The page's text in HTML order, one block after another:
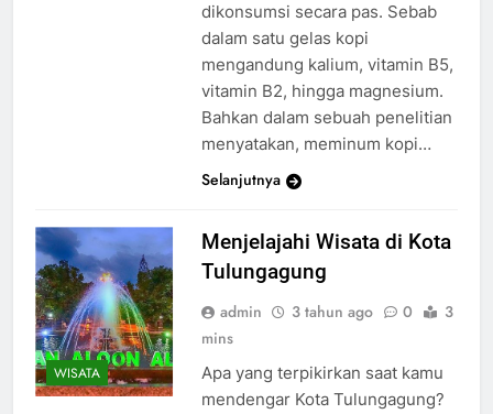
dikonsumsi secara pas. Sebab
dalam satu gelas kopi
mengandung kalium, vitamin B5,
vitamin B2, hingga magnesium.
Bahkan dalam sebuah penelitian
menyatakan, meminum kopi…
Selanjutnya
WISATA
Menjelajahi Wisata di Kota
Tulungagung
admin 3 tahun ago 0
3
mins
Apa yang terpikirkan saat kamu
mendengar Kota Tulungagung?